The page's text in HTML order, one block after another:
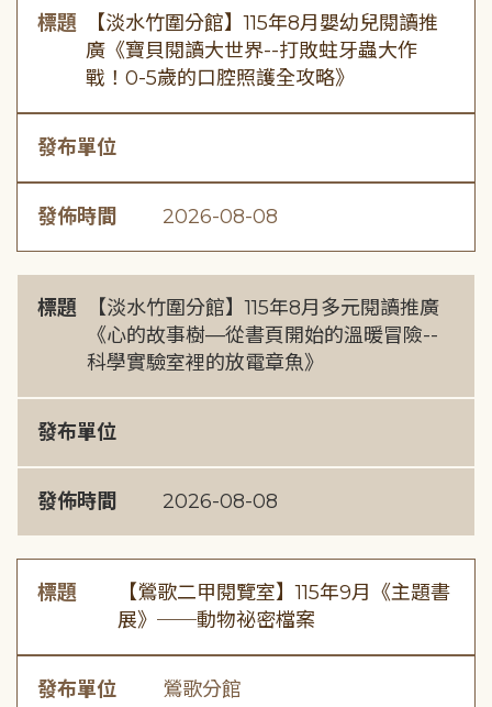
標題
【淡水竹圍分館】115年8月嬰幼兒閱讀推
廣《寶貝閱讀大世界--打敗蛀牙蟲大作
戰！0-5歲的口腔照護全攻略》
發布單位
發佈時間 2026-08-08
標題
【淡水竹圍分館】115年8月多元閱讀推廣
《心的故事樹—從書頁開始的溫暖冒險--
科學實驗室裡的放電章魚》
發布單位
發佈時間 2026-08-08
標題
【鶯歌二甲閱覽室】115年9月《主題書
展》──動物祕密檔案
發布單位 鶯歌分館